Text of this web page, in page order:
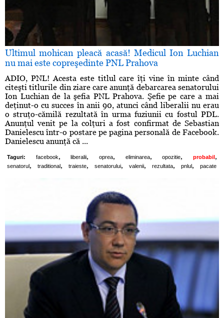
Ultimul mohican pleacă acasă! Medicul Ion Luchian
nu mai este copreşedinte PNL Prahova
ADIO, PNL! Acesta este titlul care îţi vine în minte când
citeşti titlurile din ziare care anunţă debarcarea senatorului
Ion Luchian de la şefia PNL Prahova. Şefie pe care a mai
deţinut-o cu succes în anii 90, atunci când liberalii nu erau
o struţo-cămilă rezultată în urma fuziunii cu fostul PDL.
Anunţul venit pe la colţuri a fost confirmat de Sebastian
Danielescu într-o postare pe pagina personală de Facebook.
Danielescu anunţă că ...
Taguri: facebook, liberalii, oprea, eliminarea, opozitie, probabil ,
senatorul , traditional , traieste, senatorului, valenii, rezultata, pnlul , pacate